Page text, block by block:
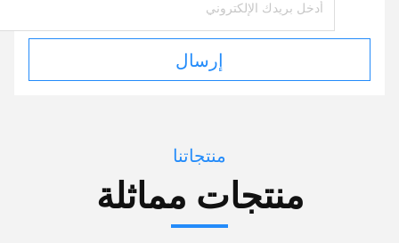
إرسال
منتجاتنا
منتجات مماثلة